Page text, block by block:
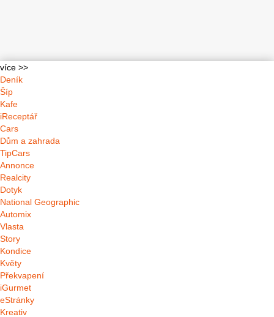
více >>
Deník
Šíp
Kafe
iReceptář
Cars
Dům a zahrada
TipCars
Annonce
Realcity
Dotyk
National Geographic
Automix
Vlasta
Story
Kondice
Květy
Překvapení
iGurmet
eStránky
Kreativ